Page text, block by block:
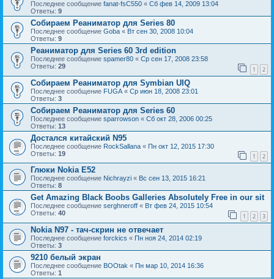
Последнее сообщение fanat-fsC550 « Сб фев 14, 2009 13:04
Ответы: 9
Собираем Реаниматор для Series 80
Последнее сообщение Goba « Вт сен 30, 2008 10:04
Ответы: 9
Реаниматор для Series 60 3rd edition
Последнее сообщение spamer80 « Ср сен 17, 2008 23:58
Ответы: 29 1 2
Собираем Реаниматор для Symbian UIQ
Последнее сообщение FUGA « Ср июн 18, 2008 23:01
Ответы: 3
Собираем Реаниматор для Series 60
Последнее сообщение sparrowson « Сб окт 28, 2006 00:25
Ответы: 13
Достался китайский N95
Последнее сообщение RockSallana « Пн окт 12, 2015 17:30
Ответы: 19 1 2
Глюки Nokia E52
Последнее сообщение Nichrayzi « Вс сен 13, 2015 16:21
Ответы: 8
Get Amazing Black Boobs Galleries Absolutely Free in our sit
Последнее сообщение serghneroff « Вт фев 24, 2015 10:54
Ответы: 40 1 2 3
Nokia N97 - тач-скрин не отвечает
Последнее сообщение forckics « Пн ноя 24, 2014 02:19
Ответы: 3
9210 белый экран
Последнее сообщение BOOtak « Пн мар 10, 2014 16:36
Ответы: 1